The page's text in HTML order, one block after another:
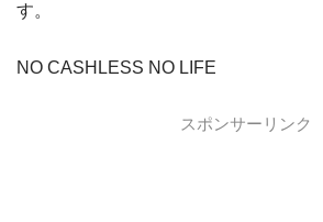
東急カードの入会キャンペーン
す。
NO CASHLESS NO LIFE
スポンサーリンク